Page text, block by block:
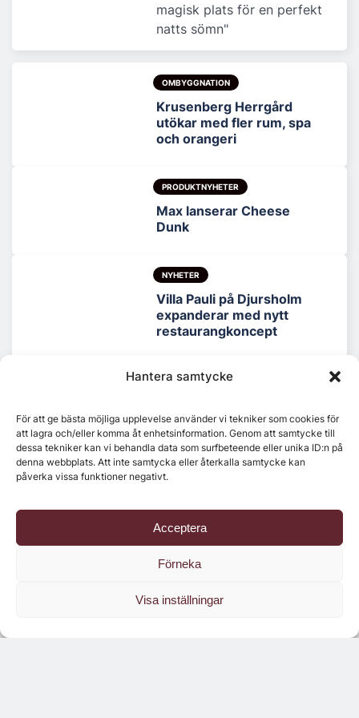
Hantera samtycke
För att ge bästa möjliga upplevelse använder vi tekniker som cookies för
att lagra och/eller komma åt enhetsinformation. Genom att samtycke till
dessa tekniker kan vi behandla data som surfbeteende eller unika ID:n på
denna webbplats. Att inte samtycka eller återkalla samtycke kan
påverka vissa funktioner negativt.
Acceptera
Förneka
Visa inställningar
magisk plats för en perfekt
natts sömn"
OMBYGGNATION
Krusenberg Herrgård
utökar med fler rum, spa
och orangeri
PRODUKTNYHETER
Max lanserar Cheese
Dunk
NYHETER
Villa Pauli på Djursholm
expanderar med nytt
restaurangkoncept
Senaste numret